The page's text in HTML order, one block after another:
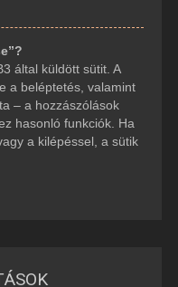
által küldött sütit. A
a beléptetés, valamint
– a hozzászólások
hasonló funkciók. Ha
a kilépéssel, a sütik